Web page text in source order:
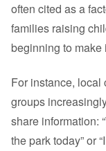
often cited as a
families raising
beginning to make
For instance,
groups
share information:
the park today” or